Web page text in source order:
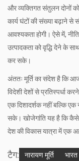
और व्यक्तिगत संतुलन दोनों
कार्य घंटों की संख्या बढ़ाने से
आवश्यकता होगी। ऐसे में,
उत्पादकता को वृद्धि देने के
कर सके।
अंततः मूर्ति का संदेश है कि
विदेशी देशों से प्रतिस्पर्धा
एक दिशादर्शक नहीं बल्कि
सके। खोजेगांति यह है कि कैसे
देश की विकास यात्रा में एक
टैग: नारायण मूर्ति भारत